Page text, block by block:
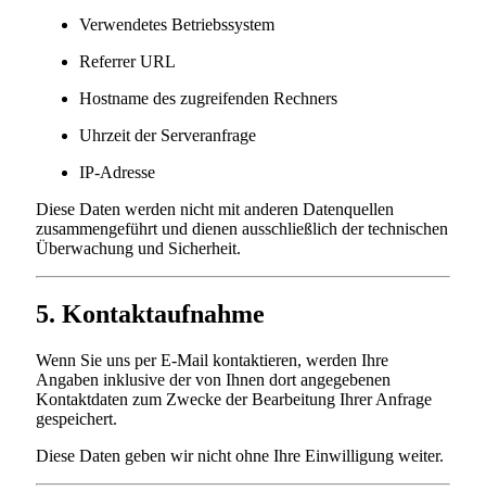
Verwendetes Betriebssystem
Referrer URL
Hostname des zugreifenden Rechners
Uhrzeit der Serveranfrage
IP-Adresse
Diese Daten werden nicht mit anderen Datenquellen
zusammengeführt und dienen ausschließlich der technischen
Überwachung und Sicherheit.
5. Kontaktaufnahme
Wenn Sie uns per E-Mail kontaktieren, werden Ihre
Angaben inklusive der von Ihnen dort angegebenen
Kontaktdaten zum Zwecke der Bearbeitung Ihrer Anfrage
gespeichert.
Diese Daten geben wir nicht ohne Ihre Einwilligung weiter.